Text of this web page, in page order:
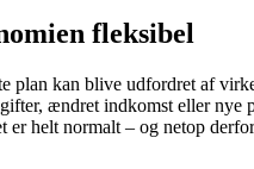
fleksibel
plan kan blive udfordret af
ændret indkomst eller nye
er helt normalt – og netop